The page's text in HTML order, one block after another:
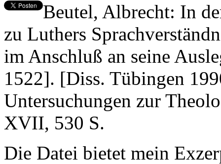
Beutel, Albrecht: In
zu Luthers
im Anschluß an seine
1522]. [Diss. Tübingen
Untersuchungen zur
XVII, 530 S.
Die Datei bietet mein